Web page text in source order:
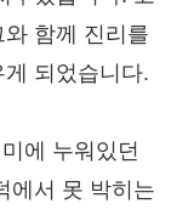
함께 진리를
되었습니다.
에 누워있던
에서 못 박히는